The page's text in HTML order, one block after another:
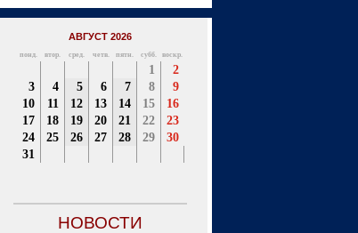
АВГУСТ 2026
понд. втор. сред. четв. пятн. субб. воскр.
1
2
3
4 5 6 7 8
9
10
11 12 13 14 15
16
17
18 19 20 21 22
23
24
25 26 27 28 29
30
31
НОВОСТИ